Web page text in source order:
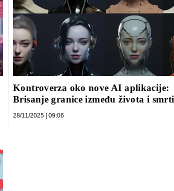
Kontroverza oko nove AI aplikacije:
Brisanje granice između života i smrti
28/11/2025 | 09:06